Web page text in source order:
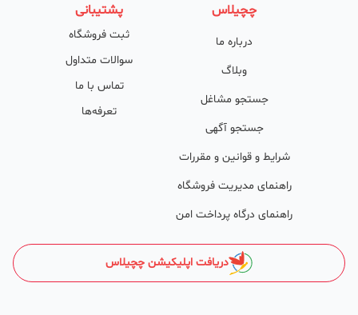
پشتیبانی حرفه‌ای را هم به سبد خدماتش اضافه کرده است. چچیلاس با
امکان پشتیبان اختصاصی به محض ورود هر کسب‌وکار، نظارت، تحلیل
وکمک پشتیبان‌ها در تولید محتوا و سئونویسی به کسب‌وکارها شرایط را
طوری فراهم کرده که تا الان کسب‌وکارهای فعال در چچیلاس با کلمات
کلیدی بسیار خوبی رتبه دریافت کرده و بازخورد‌های بسیار خوبی گرفته‌اند.
معرفی کنند؟
در واقع میتوان گفت تمامی کسب و کارهای مجاز در ایران و آنهایی که
چچیلاس
درباره ما
وبلاگ
جستجو مشاغل
جستجو آگهی
شرایط و قوانین و مقررات
راهنمای مدیریت فروشگاه
راهنمای درگاه پرداخت امن
پشتیبانی
ثبت فروشگاه
سوالات متداول
تماس با ما
تعرفه‌ها
دریافت اپلیکیشن چچیلاس